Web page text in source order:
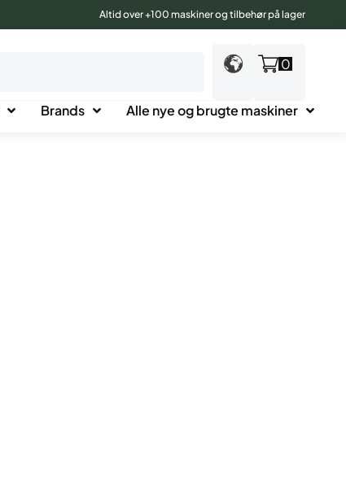
Altid over +100 maskiner og tilbehør på lager
0
Brands Alle nye og brugte maskiner